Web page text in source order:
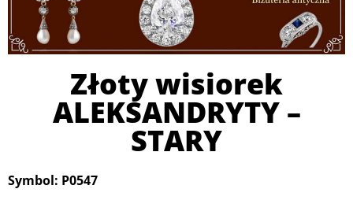
Złoty wisiorek
ALEKSANDRYTY –
STARY
Symbol: P0547